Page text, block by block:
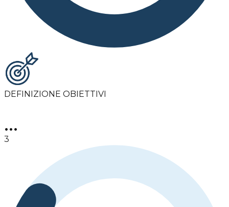
DEFINIZIONE OBIETTIVI
•••
3